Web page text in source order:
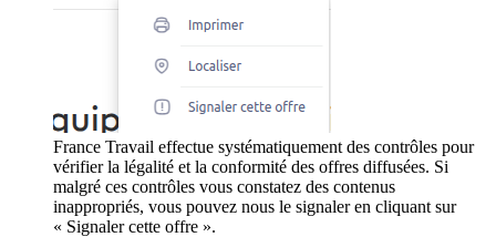
France Travail effectue systématiquement des contrôles pour
vérifier la légalité et la conformité des offres diffusées. Si
malgré ces contrôles vous constatez des contenus
inappropriés, vous pouvez nous le signaler en cliquant sur
« Signaler cette offre ».